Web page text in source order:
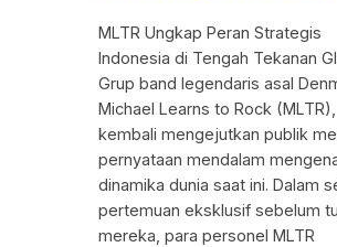
MLTR Ungkap Peran Strategis
Indonesia di Tengah Tekanan
Grup band legendaris asal
Michael Learns to Rock (MLTR),
kembali mengejutkan publik
pernyataan mendalam
dinamika dunia saat ini. Dalam
pertemuan eksklusif sebelum
mereka, para personel MLTR